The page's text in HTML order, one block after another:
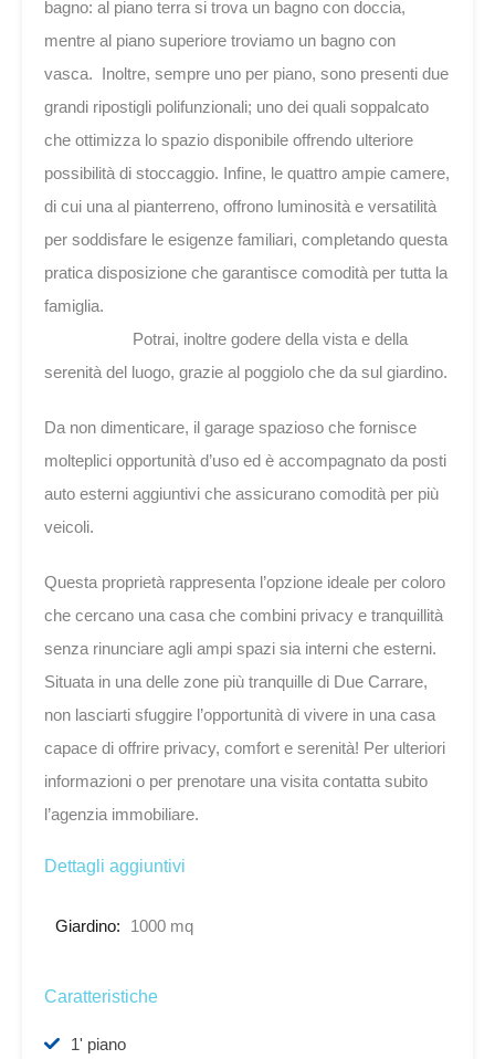
bagno: al piano terra si trova un bagno con doccia,
mentre al piano superiore troviamo un bagno con
vasca. Inoltre, sempre uno per piano, sono presenti due
grandi ripostigli polifunzionali; uno dei quali soppalcato
che ottimizza lo spazio disponibile offrendo ulteriore
possibilità di stoccaggio. Infine, le quattro ampie camere,
di cui una al pianterreno, offrono luminosità e versatilità
per soddisfare le esigenze familiari, completando questa
pratica disposizione che garantisce comodità per tutta la
famiglia.
Potrai, inoltre godere della vista e della
serenità del luogo, grazie al poggiolo che da sul giardino.
Da non dimenticare, il garage spazioso che fornisce
molteplici opportunità d’uso ed è accompagnato da posti
auto esterni aggiuntivi che assicurano comodità per più
veicoli.
Questa proprietà rappresenta l’opzione ideale per coloro
che cercano una casa che combini privacy e tranquillità
senza rinunciare agli ampi spazi sia interni che esterni.
Situata in una delle zone più tranquille di Due Carrare,
non lasciarti sfuggire l’opportunità di vivere in una casa
capace di offrire privacy, comfort e serenità! Per ulteriori
informazioni o per prenotare una visita contatta subito
l’agenzia immobiliare.
Dettagli aggiuntivi
Giardino: 1000 mq
Caratteristiche
1' piano